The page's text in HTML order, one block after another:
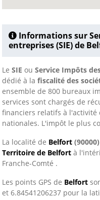
Informations sur
entreprises (SIE) de
Le SIE ou Service Impôts
dédié à la fiscalité des
ensemble de 800 bureaux
services sont chargés de
financiers relatifs à l'activité
nationales. L'impôt le plus
La localité de Belfort (90000)
Territoire de Belfort à
Franche-Comté .
Les points GPS de Belfort
et 6.84541206237 pour la